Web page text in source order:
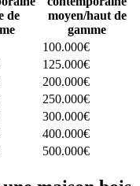
de
moyen/haut de
gamme
100.000€
125.000€
200.000€
250.000€
300.000€
400.000€
500.000€